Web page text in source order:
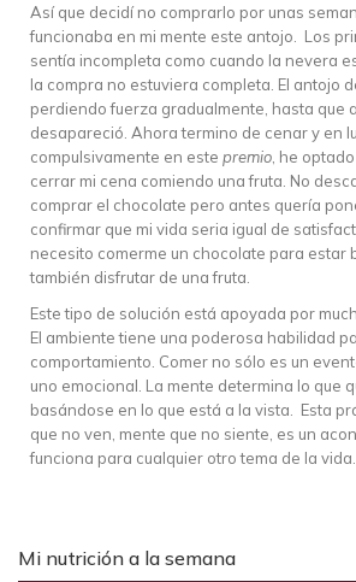
Así que decidí no comprarlo por unas
funcionaba en mi mente este antojo. Los
sentía incompleta como cuando la nevera
la compra no estuviera completa. El antojo
perdiendo fuerza gradualmente, hasta que
desapareció. Ahora termino de cenar y en
compulsivamente en este premio , he
cerrar mi cena comiendo una fruta. No
comprar el chocolate pero antes quería
confirmar que mi vida seria igual de
necesito comerme un chocolate para estar
también disfrutar de una fruta.
Este tipo de solución está apoyada por
El ambiente tiene una poderosa habilidad
comportamiento. Comer no sólo es un
uno emocional. La mente determina lo que
basándose en lo que está a la vista. Esta
que no ven, mente que no siente, es un
funciona para cualquier otro tema de la vida.
Mi nutrición a la semana